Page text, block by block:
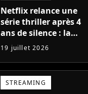
Netflix relance une
série thriller après 4
ans de silence : la
saison 1 avait atteint
plus de 79 millions de
vues
19 juillet 2026
STREAMING